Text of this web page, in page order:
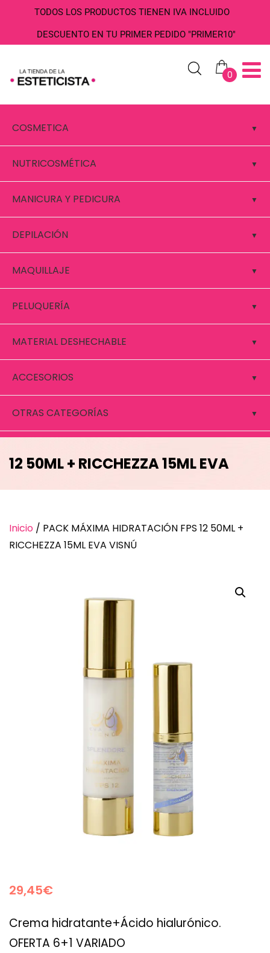
TODOS LOS PRODUCTOS TIENEN IVA INCLUIDO
DESCUENTO EN TU PRIMER PEDIDO "PRIMER10"
0
COSMETICA
NUTRICOSMÉTICA
MANICURA Y PEDICURA
DEPILACIÓN
MAQUILLAJE
PELUQUERÍA
MATERIAL DESHECHABLE
ACCESORIOS
OTRAS CATEGORÍAS
PACK MÁXIMA HIDRATACIÓN FPS
12 50ML + RICCHEZZA 15ML EVA
Inicio / PACK MÁXIMA HIDRATACIÓN FPS 12 50ML +
RICCHEZZA 15ML EVA VISNÚ
29,45€
Crema hidratante+Ácido hialurónico.
OFERTA 6+1 VARIADO